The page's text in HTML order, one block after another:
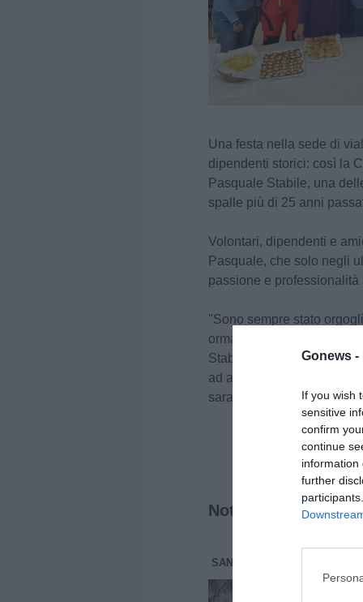
Gonews -
If you wish
sensitive
confirm
continue
information
further
Una festa nella sede di
dipendenti storici: così la
Pasquale Stabile, una
spalle più di 25 anni
Volontari, dipendenti e
Pasquale, che solo negli
passione e
"Sono sempre stato
ormai 42 anni e ne vorrei
Stabile ha accolto la
ad aiutare gli altri come
saranno sempre aperte,
Notizie correlate
SAN GIULIANO TERME